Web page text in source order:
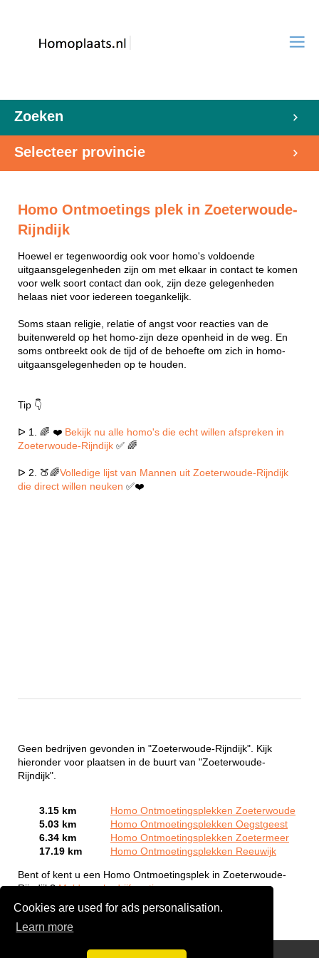
Cookies are used for ads personalisation.
Learn more
Zoeken
Selecteer provincie
Homo Ontmoetings plek in Zoeterwoude-
Rijndijk
Hoewel er tegenwoordig ook voor homo's voldoende
uitgaansgelegenheden zijn om met elkaar in contact te komen
voor welk soort contact dan ook, zijn deze gelegenheden
helaas niet voor iedereen toegankelijk.
Soms staan religie, relatie of angst voor reacties van de
buitenwereld op het homo-zijn deze openheid in de weg. En
soms ontbreekt ook de tijd of de behoefte om zich in homo-
uitgaansgelegenheden op te houden.
Tip 👇
ᐅ 1. 🌈 ❤️ Bekijk nu alle homo's die echt willen afspreken in
Zoeterwoude-Rijndijk ✅ 🌈
ᐅ 2. 🍑🌈Volledige lijst van Mannen uit Zoeterwoude-Rijndijk
die direct willen neuken ✅❤️
Geen bedrijven gevonden in "Zoeterwoude-Rijndijk". Kijk
hieronder voor plaatsen in de buurt van "Zoeterwoude-
Rijndijk".
3.15 km
Homo Ontmoetingsplekken Zoeterwoude
5.03 km
Homo Ontmoetingsplekken Oegstgeest
6.34 km
Homo Ontmoetingsplekken Zoetermeer
17.19 km
Homo Ontmoetingsplekken Reeuwijk
Bent of kent u een Homo Ontmoetingsplek in Zoeterwoude-
Rijndijk?Meld een bedrijf gratis aan